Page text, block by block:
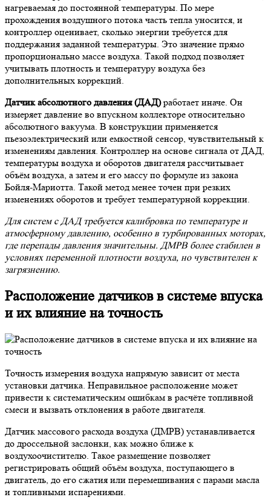
нагреваемая до постоянной температуры. По мере
прохождения воздушного потока часть тепла уносится, и
контроллер оценивает, сколько энергии требуется для
поддержания заданной температуры. Это значение прямо
пропорционально массе воздуха. Такой подход позволяет
учитывать плотность и температуру воздуха без
дополнительных коррекций.
Датчик абсолютного давления (ДАД)работает иначе. Он
измеряет давление во впускном коллекторе относительно
абсолютного вакуума. В конструкции применяется
пьезоэлектрический или емкостной сенсор, чувствительный к
изменениям давления. Контроллер на основе сигнала от ДАД,
температуры воздуха и оборотов двигателя рассчитывает
объём воздуха, а затем и его массу по формуле из закона
Бойля-Мариотта. Такой метод менее точен при резких
изменениях оборотов и требует температурной коррекции.
Для систем с ДАД требуется калибровка по температуре и
атмосферному давлению, особенно в турбированных моторах,
где перепады давления значительны. ДМРВ более стабилен в
условиях переменной плотности воздуха, но чувствителен к
загрязнению.
Расположение датчиков в системе впуска
и их влияние на точность
Точность измерения воздуха напрямую зависит от места
установки датчика. Неправильное расположение может
привести к систематическим ошибкам в расчёте топливной
смеси и вызвать отклонения в работе двигателя.
Датчик массового расхода воздуха (ДМРВ) устанавливается
до дроссельной заслонки, как можно ближе к
воздухоочистителю. Такое размещение позволяет
регистрировать общий объём воздуха, поступающего в
двигатель, до его сжатия или перемешивания с парами масла
и топливными испарениями.